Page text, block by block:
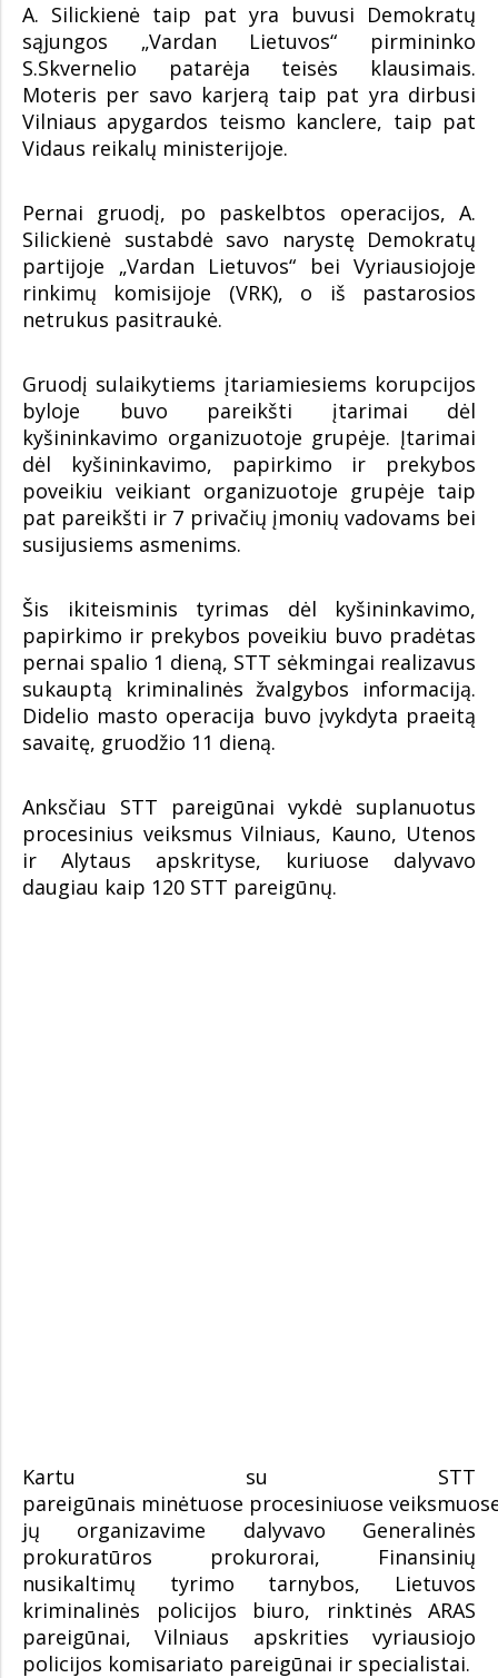
A. Silickienė taip pat yra buvusi Demokratų
sąjungos „Vardan Lietuvos“ pirmininko
S.Skvernelio patarėja teisės klausimais.
Moteris per savo karjerą taip pat yra dirbusi
Vilniaus apygardos teismo kanclere, taip pat
Vidaus reikalų ministerijoje.
Pernai gruodį, po paskelbtos operacijos, A.
Silickienė sustabdė savo narystę Demokratų
partijoje „Vardan Lietuvos“ bei Vyriausiojoje
rinkimų komisijoje (VRK), o iš pastarosios
netrukus pasitraukė.
Gruodį sulaikytiems įtariamiesiems korupcijos
byloje buvo pareikšti įtarimai dėl
kyšininkavimo organizuotoje grupėje. Įtarimai
dėl kyšininkavimo, papirkimo ir prekybos
poveikiu veikiant organizuotoje grupėje taip
pat pareikšti ir 7 privačių įmonių vadovams bei
susijusiems asmenims.
Šis ikiteisminis tyrimas dėl kyšininkavimo,
papirkimo ir prekybos poveikiu buvo pradėtas
pernai spalio 1 dieną, STT sėkmingai realizavus
sukauptą kriminalinės žvalgybos informaciją.
Didelio masto operacija buvo įvykdyta praeitą
savaitę, gruodžio 11 dieną.
Anksčiau STT pareigūnai vykdė suplanuotus
procesinius veiksmus Vilniaus, Kauno, Utenos
ir Alytaus apskrityse, kuriuose dalyvavo
daugiau kaip 120 STT pareigūnų.
Kartu su STT
pareigūnais minėtuose procesiniuose
jų organizavime dalyvavo Generalinės
prokuratūros prokurorai, Finansinių
nusikaltimų tyrimo tarnybos, Lietuvos
kriminalinės policijos biuro, rinktinės ARAS
pareigūnai, Vilniaus apskrities vyriausiojo
policijos komisariato pareigūnai ir specialistai.